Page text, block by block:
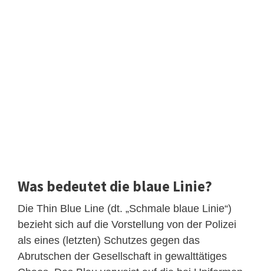
Was bedeutet die blaue Linie?
Die Thin Blue Line (dt. „Schmale blaue Linie“)
bezieht sich auf die Vorstellung von der Polizei
als eines (letzten) Schutzes gegen das
Abrutschen der Gesellschaft in gewalttätiges